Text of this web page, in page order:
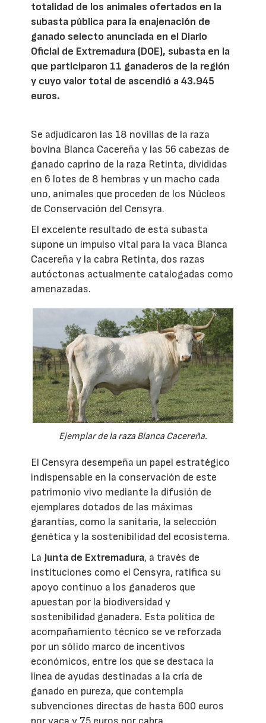
totalidad de los animales ofertados en la
subasta pública para la enajenación de
ganado selecto anunciada en el Diario
Oficial de Extremadura (DOE), subasta en la
que participaron 11 ganaderos de la región
y cuyo valor total de ascendió a 43.945
euros.
Se adjudicaron las 18 novillas de la raza
bovina Blanca Cacereña y las 56 cabezas de
ganado caprino de la raza Retinta, divididas
en 6 lotes de 8 hembras y un macho cada
uno, animales que proceden de los Núcleos
de Conservación del Censyra.
El excelente resultado de esta subasta
supone un impulso vital para la vaca Blanca
Cacereña y la cabra Retinta, dos razas
autóctonas actualmente catalogadas como
amenazadas.
Ejemplar de la raza Blanca Cacereña.
El Censyra desempeña un papel estratégico
indispensable en la conservación de este
patrimonio vivo mediante la difusión de
ejemplares dotados de las máximas
garantías, como la sanitaria, la selección
genética y la sostenibilidad del ecosistema.
La Junta de Extremadura, a través de
instituciones como el Censyra, ratifica su
apoyo continuo a los ganaderos que
apuestan por la biodiversidad y
sostenibilidad ganadera. Esta política de
acompañamiento técnico se ve reforzada
por un sólido marco de incentivos
económicos, entre los que se destaca la
línea de ayudas destinadas a la cría de
ganado en pureza, que contempla
subvenciones directas de hasta 600 euros